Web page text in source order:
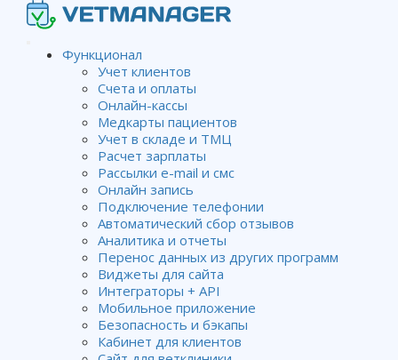
Функционал
Учет клиентов
Счета и оплаты
Онлайн-кассы
Медкарты пациентов
Учет в складе и ТМЦ
Расчет зарплаты
Рассылки e-mail и смс
Онлайн запись
Подключение телефонии
Автоматический сбор отзывов
Аналитика и отчеты
Перенос данных из других программ
Виджеты для сайта
Интеграторы + API
Мобильное приложение
Безопасность и бэкапы
Кабинет для клиентов
Именованные поля в
спецшаблонах
Спецшаблоны
Именованные поля в
спецшаблонах
Генератор правильных имен полей: